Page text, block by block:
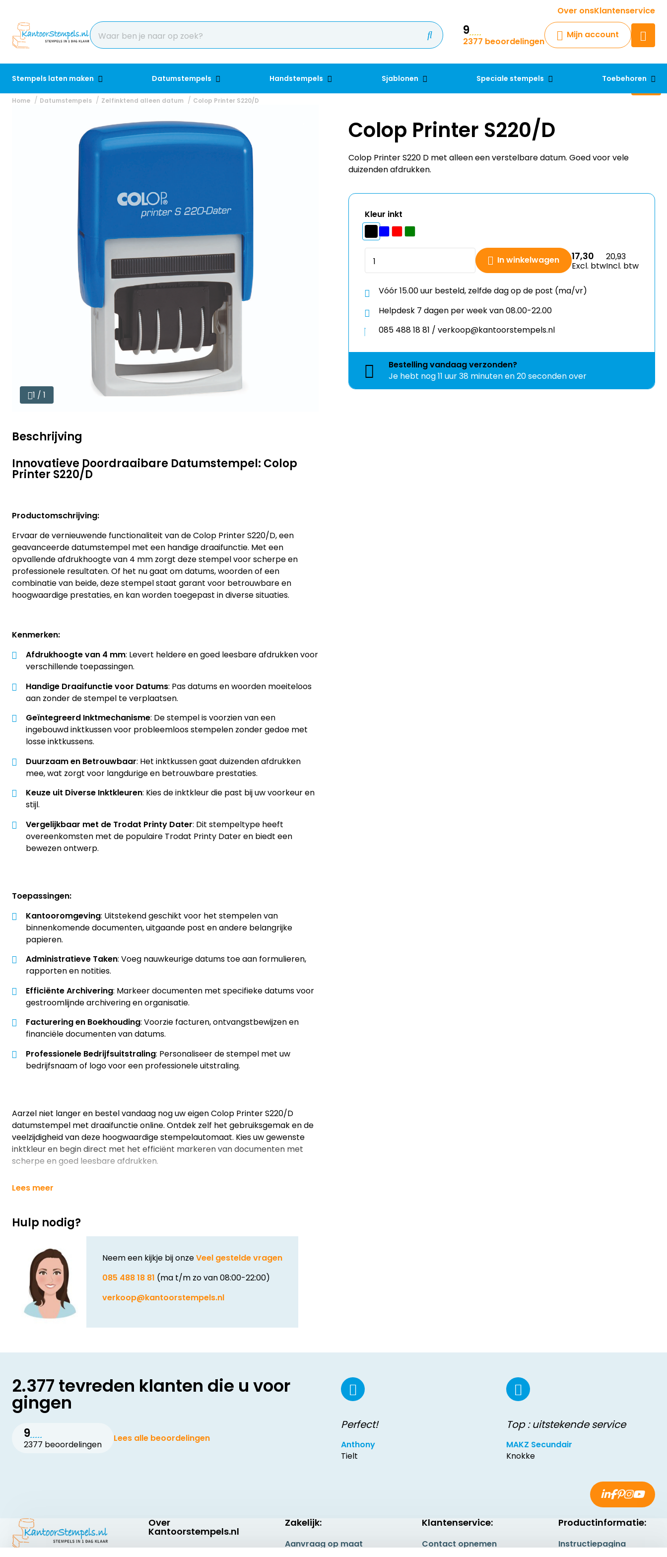
Over onsKlantenservice
9
2377 beoordelingen
Mijn account
Stempels laten maken Datumstempels Handstempels Sjablonen Speciale stempels Toebehoren
Krijg een antwoord op uw vraag
Chatbot
Chat 24/7 met onze chatbot
Contact
Home Datumstempels Zelfinktend alleen datum Colop Printer S220/D
1 / 1
Beschrijving
Innovatieve Doordraaibare Datumstempel: Colop
Printer S220/D
Productomschrijving:
Ervaar de vernieuwende functionaliteit van de Colop Printer S220/D, een
geavanceerde datumstempel met een handige draaifunctie. Met een
opvallende afdrukhoogte van 4 mm zorgt deze stempel voor scherpe en
professionele resultaten. Of het nu gaat om datums, woorden of een
combinatie van beide, deze stempel staat garant voor betrouwbare en
hoogwaardige prestaties, en kan worden toegepast in diverse situaties.
Kenmerken:
Afdrukhoogte van 4 mm: Levert heldere en goed leesbare afdrukken voor
verschillende toepassingen.
Handige Draaifunctie voor Datums: Pas datums en woorden moeiteloos
aan zonder de stempel te verplaatsen.
Geïntegreerd Inktmechanisme: De stempel is voorzien van een
ingebouwd inktkussen voor probleemloos stempelen zonder gedoe met
losse inktkussens.
Duurzaam en Betrouwbaar: Het inktkussen gaat duizenden afdrukken
mee, wat zorgt voor langdurige en betrouwbare prestaties.
Keuze uit Diverse Inktkleuren: Kies de inktkleur die past bij uw voorkeur en
stijl.
Vergelijkbaar met de Trodat Printy Dater: Dit stempeltype heeft
overeenkomsten met de populaire Trodat Printy Dater en biedt een
bewezen ontwerp.
Toepassingen:
Kantooromgeving: Uitstekend geschikt voor het stempelen van
binnenkomende documenten, uitgaande post en andere belangrijke
papieren.
Administratieve Taken: Voeg nauwkeurige datums toe aan formulieren,
rapporten en notities.
Efficiënte Archivering: Markeer documenten met specifieke datums voor
gestroomlijnde archivering en organisatie.
Facturering en Boekhouding: Voorzie facturen, ontvangstbewijzen en
financiële documenten van datums.
Professionele Bedrijfsuitstraling: Personaliseer de stempel met uw
bedrijfsnaam of logo voor een professionele uitstraling.
Aarzel niet langer en bestel vandaag nog uw eigen Colop Printer S220/D
datumstempel met draaifunctie online. Ontdek zelf het gebruiksgemak en de
veelzijdigheid van deze hoogwaardige stempelautomaat. Kies uw gewenste
inktkleur en begin direct met het efficiënt markeren van documenten met
scherpe en goed leesbare afdrukken.
Lees meer
Hulp nodig?
Neem een kijkje bij onzeVeel gestelde vragen
085 488 18 81 (ma t/m zo van 08:00-22:00)
verkoop@kantoorstempels.nl
Colop Printer S220/D
Colop Printer S220 D met alleen een verstelbare datum. Goed voor vele
duizenden afdrukken.
Kleur inkt
In winkelwagen 17,30
Excl. btw
20,93
Incl. btw
Vóór 15.00 uur besteld, zelfde dag op de post (ma/vr)
Helpdesk 7 dagen per week van 08.00-22.00
085 488 18 81 / verkoop@kantoorstempels.nl
Bestellingvandaagverzonden?
Je hebt nog11 uur 38 minuten en 18 seconden over
2.377 tevreden klanten die u voor
gingen
9
2377 beoordelingen
Lees alle beoordelingen
Perfect!
Anthony
Tielt
Top : uitstekende service
MAKZ Secundair
Knokke
Over
Kantoorstempels.nl
Zakelijk:
Aanvraag op maat
Klantenservice:
Contact opnemen
Productinformatie:
Instructiepagina